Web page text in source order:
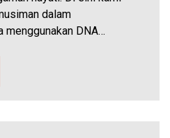
dalam
menggunakan DNA…